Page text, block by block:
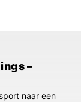
–
naar een